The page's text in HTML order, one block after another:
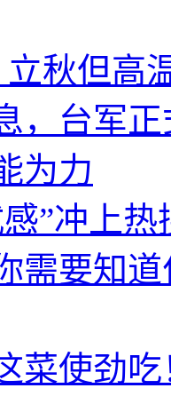
秋但高
，台军
为力
”冲上
需要知
菜使劲吃